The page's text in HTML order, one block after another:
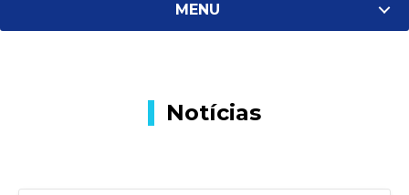
MENU
Notícias